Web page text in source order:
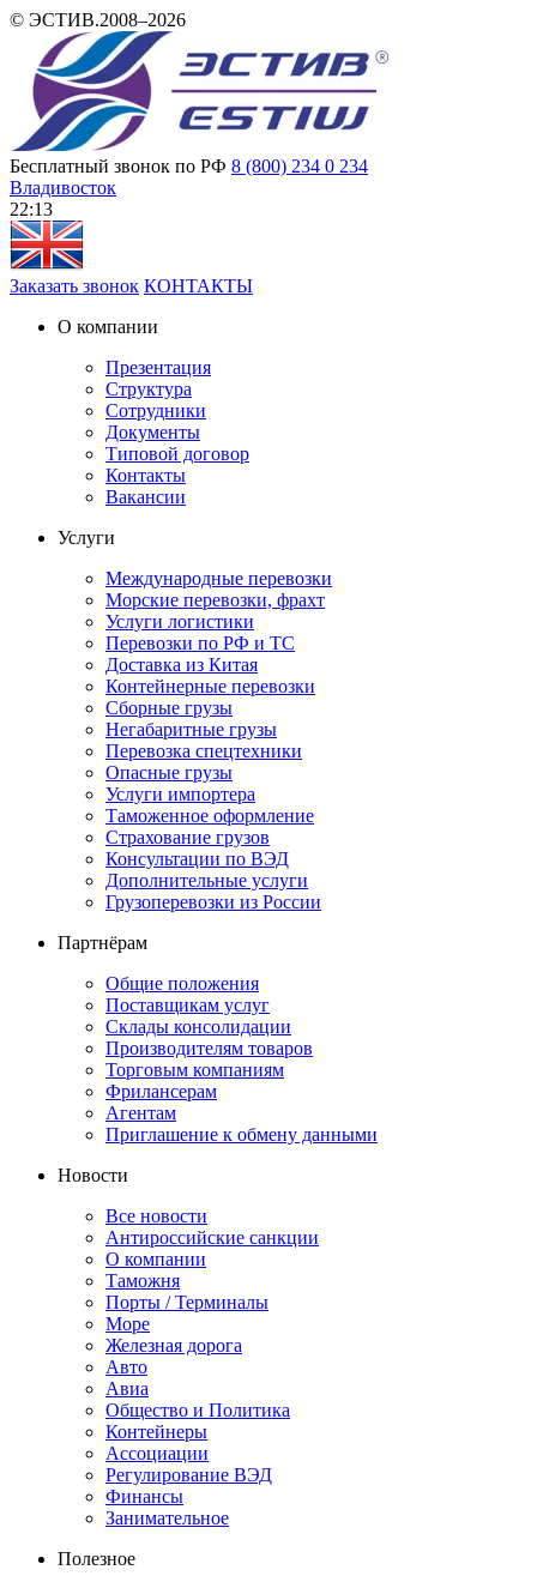
© ЭСТИВ.2008–2026
Бесплатный звонок по РФ 8 (800) 234 0 234
Владивосток
22:13
Заказать звонок КОНТАКТЫ
О компании
Презентация
Структура
Сотрудники
Документы
Типовой договор
Контакты
Вакансии
Услуги
Международные перевозки
Морские перевозки, фрахт
Услуги логистики
Перевозки по РФ и ТС
Доставка из Китая
Контейнерные перевозки
Сборные грузы
Негабаритные грузы
Перевозка спецтехники
Опасные грузы
Услуги импортера
Таможенное оформление
Страхование грузов
Консультации по ВЭД
Дополнительные услуги
Грузоперевозки из России
Партнёрам
Общие положения
Поставщикам услуг
Склады консолидации
Производителям товаров
Торговым компаниям
Фрилансерам
Агентам
Приглашение к обмену данными
Новости
Все новости
Антироссийские санкции
О компании
Таможня
Порты / Терминалы
Море
Железная дорога
Авто
Авиа
Общество и Политика
Контейнеры
Ассоциации
Регулирование ВЭД
Финансы
Занимательное
Полезное